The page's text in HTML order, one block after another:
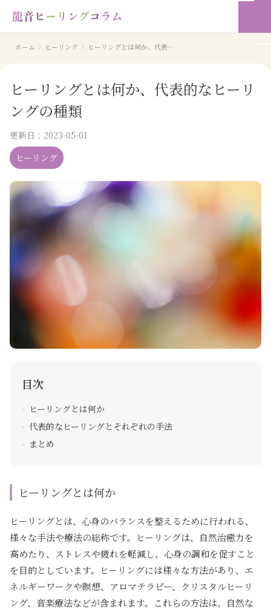
ホーム ヒーリング ヒーリングとは何か、代表的なヒーリングの種類
ヒーリングとは何か、代表的なヒーリ
ングの種類
更新日： 2023-05-01
ヒーリング
目次
ヒーリングとは何か
代表的なヒーリングとそれぞれの手法
まとめ
ヒーリングとは何か
ヒーリングとは、心身のバランスを整えるために行われる、
様々な手法や療法の総称です。ヒーリングは、自然治癒力を
高めたり、ストレスや疲れを軽減し、心身の調和を促すこと
を目的としています。ヒーリングには様々な方法があり、エ
ネルギーワークや瞑想、アロマテラピー、クリスタルヒーリ
ング、音楽療法などが含まれます。これらの方法は、自然な